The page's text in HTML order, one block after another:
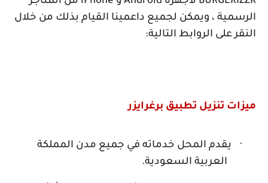
الرسمية ، ويمكن لجميع داعمينا القيام بذلك من خلال
النقر على الروابط التالية:
ميزات تنزيل تطبيق برغرايزر
·
يقدم المحل خدماته في جميع مدن المملكة
العربية السعودية.